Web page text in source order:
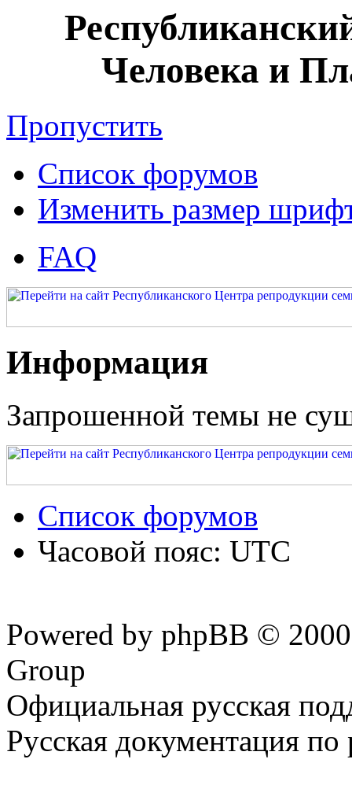
Человека и
Пропустить
Список форумов
Изменить размер
FAQ
Информация
Запрошенной темы не
Список форумов
Часовой пояс: UTC
Powered by phpBB ©
Group
Официальная русская
Русская документация